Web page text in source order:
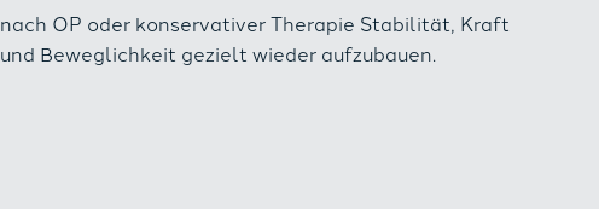
nach OP oder konservativer Therapie Stabilität, Kraft
und Beweglichkeit gezielt wieder aufzubauen.